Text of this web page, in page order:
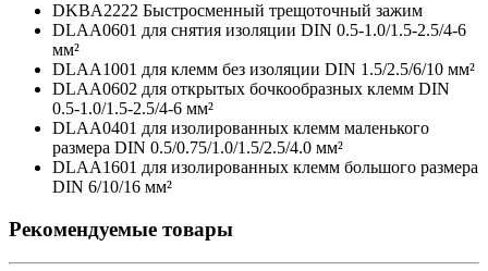
DKBA2222 Быстросменный трещоточный зажим
DLAA0601 для снятия изоляции DIN 0.5-1.0/1.5-2.5/4-6
мм²
DLAA1001 для клемм без изоляции DIN 1.5/2.5/6/10 мм²
DLAA0602 для открытых бочкообразных клемм DIN
0.5-1.0/1.5-2.5/4-6 мм²
DLAA0401 для изолированных клемм маленького
размера DIN 0.5/0.75/1.0/1.5/2.5/4.0 мм²
DLAA1601 для изолированных клемм большого размера
DIN 6/10/16 мм²
Рекомендуемые товары